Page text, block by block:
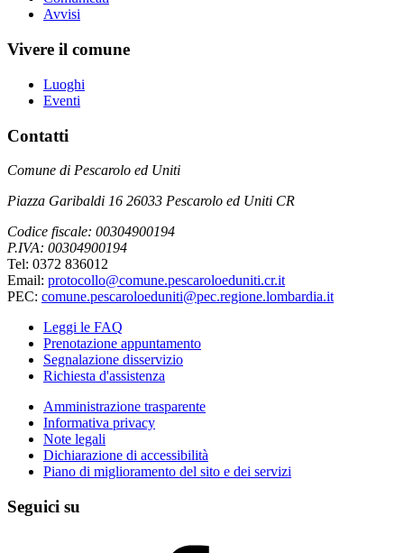
Avvisi
Vivere il comune
Luoghi
Eventi
Contatti
Comune di Pescarolo ed Uniti
Piazza Garibaldi 16 26033 Pescarolo ed Uniti CR
Codice fiscale: 00304900194
P.IVA: 00304900194
Tel: 0372 836012
Email: protocollo@comune.pescaroloeduniti.cr.it
PEC: comune.pescaroloeduniti@pec.regione.lombardia.it
Leggi le FAQ
Prenotazione appuntamento
Segnalazione disservizio
Richiesta d'assistenza
Amministrazione trasparente
Informativa privacy
Note legali
Dichiarazione di accessibilità
Piano di miglioramento del sito e dei servizi
Seguici su